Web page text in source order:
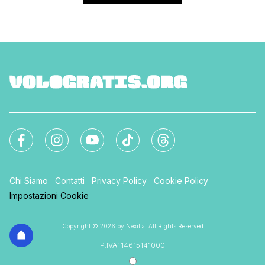
Chi Siamo Contatti Privacy Policy
Cookie Policy
Impostazioni Cookie
Copyright © 2026 by Nexilia. All Rights Reserved
P.IVA: 14615141000